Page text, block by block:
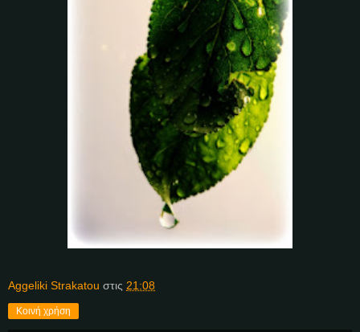
Aggeliki Strakatou στις 21:08
Κοινή χρήση